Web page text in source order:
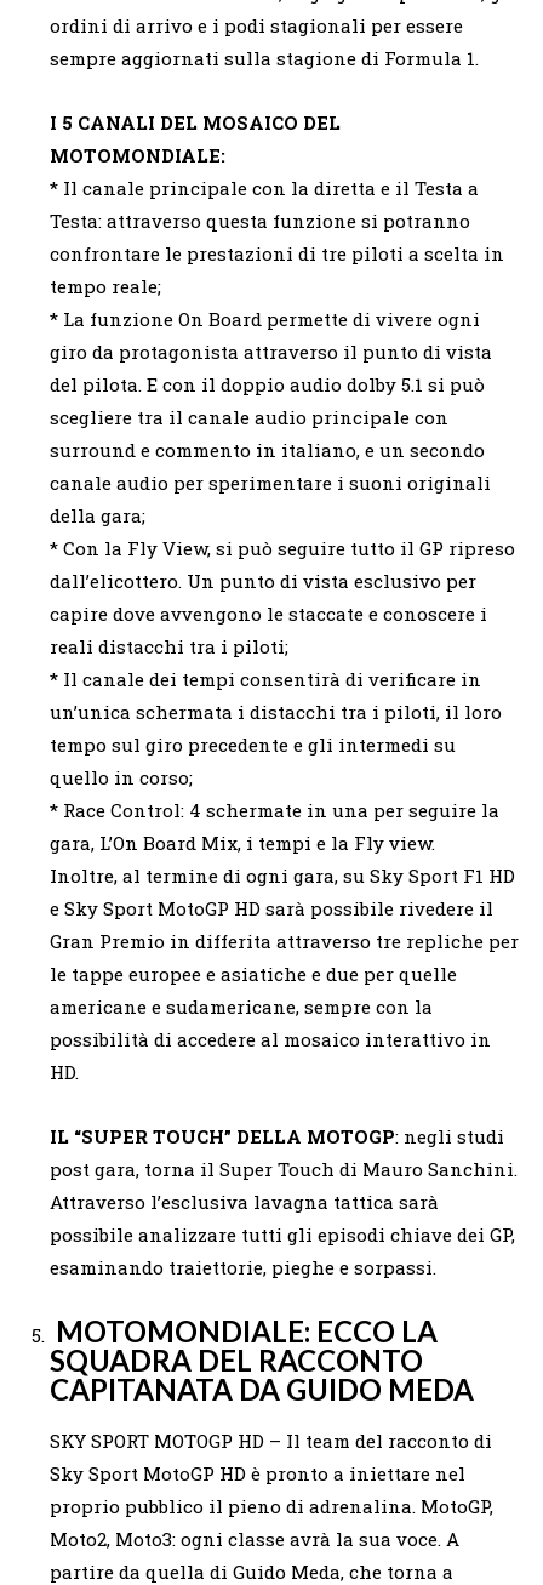
ordini di arrivo e i podi stagionali per essere
sempre aggiornati sulla stagione di Formula 1.
I 5 CANALI DEL MOSAICO DEL
MOTOMONDIALE:
* Il canale principale con la diretta e il Testa a
Testa: attraverso questa funzione si potranno
confrontare le prestazioni di tre piloti a scelta in
tempo reale;
* La funzione On Board permette di vivere ogni
giro da protagonista attraverso il punto di vista
del pilota. E con il doppio audio dolby 5.1 si può
scegliere tra il canale audio principale con
surround e commento in italiano, e un secondo
canale audio per sperimentare i suoni originali
della gara;
* Con la Fly View, si può seguire tutto il GP ripreso
dall’elicottero. Un punto di vista esclusivo per
capire dove avvengono le staccate e conoscere i
reali distacchi tra i piloti;
* Il canale dei tempi consentirà di verificare in
un’unica schermata i distacchi tra i piloti, il loro
tempo sul giro precedente e gli intermedi su
quello in corso;
* Race Control: 4 schermate in una per seguire la
gara, L’On Board Mix, i tempi e la Fly view.
Inoltre, al termine di ogni gara, su Sky Sport F1 HD
e Sky Sport MotoGP HD sarà possibile rivedere il
Gran Premio in differita attraverso tre repliche per
le tappe europee e asiatiche e due per quelle
americane e sudamericane, sempre con la
possibilità di accedere al mosaico interattivo in
HD.
IL “SUPER TOUCH” DELLA MOTOGP: negli studi
post gara, torna il Super Touch di Mauro Sanchini.
Attraverso l’esclusiva lavagna tattica sarà
possibile analizzare tutti gli episodi chiave dei GP,
esaminando traiettorie, pieghe e sorpassi.
MOTOMONDIALE: ECCO LA
SQUADRA DEL RACCONTO
CAPITANATA DA GUIDO MEDA
SKY SPORT MOTOGP HD – Il team del racconto di
Sky Sport MotoGP HD è pronto a iniettare nel
proprio pubblico il pieno di adrenalina. MotoGP,
Moto2, Moto3: ogni classe avrà la sua voce. A
partire da quella di Guido Meda, che torna a